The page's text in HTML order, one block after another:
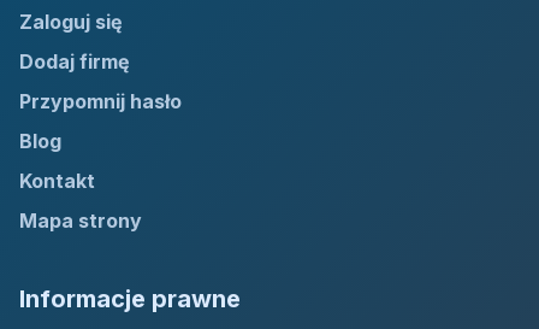
Zaloguj się
Dodaj firmę
Przypomnij hasło
Blog
Kontakt
Mapa strony
Informacje prawne